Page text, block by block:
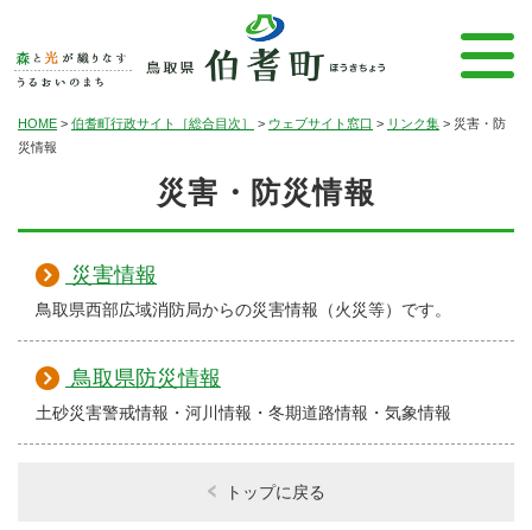
HOME > 伯耆町行政サイト［総合目次］ > ウェブサイト窓口 > リンク集 > 災害・防
災情報
災害・防災情報
災害情報
鳥取県西部広域消防局からの災害情報（火災等）です。
鳥取県防災情報
土砂災害警戒情報・河川情報・冬期道路情報・気象情報
トップに戻る